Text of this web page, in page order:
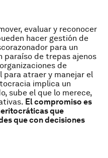
evaluar y reconocer
hacer gestión de
para un
paraíso de trepas ajenos
de
atraer y manejar el
implica un
sube el que lo merece,
El compromiso es
que
que con decisiones